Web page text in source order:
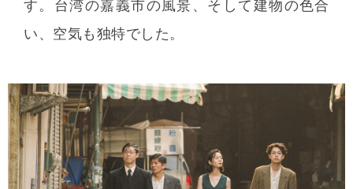
す。台湾の嘉義市の風景、そして建物の色合
い、空気も独特でした。